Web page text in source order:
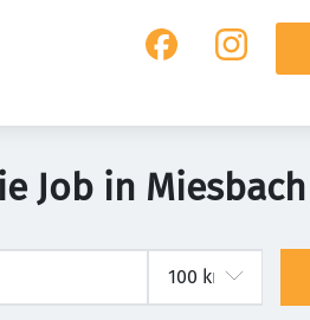
Job in Miesbach